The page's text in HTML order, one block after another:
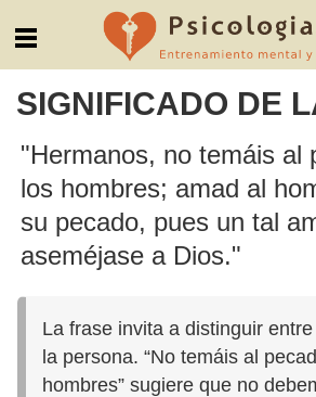
SIGNIFICADO DE
"Hermanos, no temáis al
los hombres; amad al
su pecado, pues un tal
aseméjase a Dios."
La frase invita a distinguir
la persona. “No temáis al
hombres” sugiere que no